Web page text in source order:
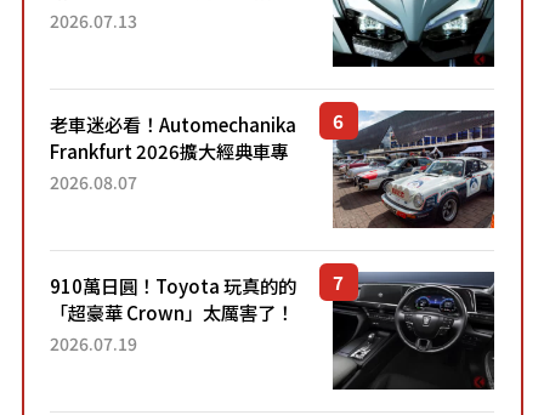
能享受超強勁「渦輪感」的動
2026.07.13
老車迷必看！Automechanika
Frankfurt 2026擴大經典車專
區 1954年珍稀古董車現場修復
2026.08.07
910萬日圓！Toyota 玩真的的
「超豪華 Crown」太厲害了！
採用由「匠人技藝」打造的
2026.07.19